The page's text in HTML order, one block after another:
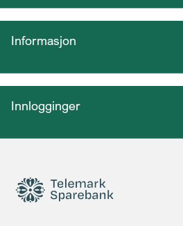
Informasjon
Innlogginger